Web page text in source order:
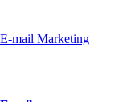
mail Marketing